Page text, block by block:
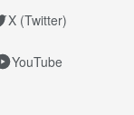
X (Twitter)
YouTube